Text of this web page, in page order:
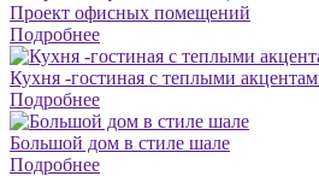
Проект офисных помещений
Подробнее
Кухня -гостиная с теплыми
Подробнее
Большой дом в стиле шале
Подробнее